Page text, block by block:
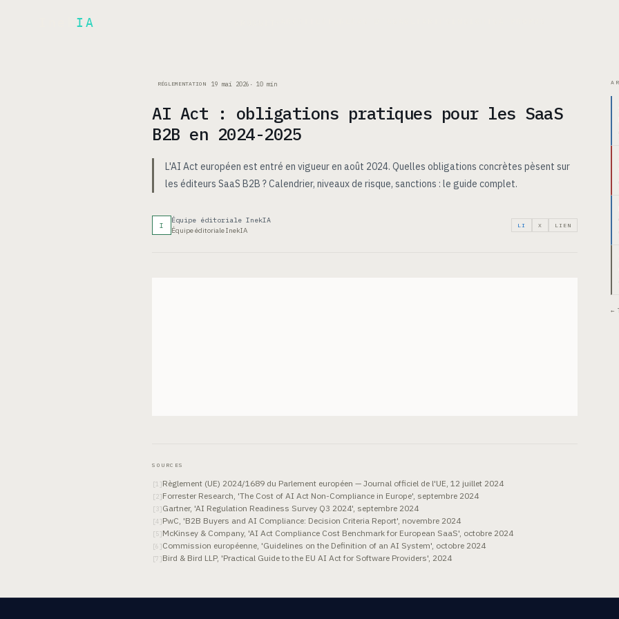
IA
RÉGLEMENTATION 19 mai 2026 · 10 min
AI Act : obligations pratiques pour les SaaS
B2B en 2024-2025
L'AI Act européen est entré en vigueur en août 2024. Quelles obligations concrètes pèsent sur
les éditeurs SaaS B2B ? Calendrier, niveaux de risque, sanctions : le guide complet.
I
Équipe éditoriale InekIA
Équipe éditoriale InekIA
LI X LIEN
SOURCES
[1 ]Règlement (UE) 2024/1689 du Parlement européen — Journal officiel de l'UE, 12 juillet 2024
[2]Forrester Research, 'The Cost of AI Act Non-Compliance in Europe', septembre 2024
[ 3]Gartner, 'AI Regulation Readiness Survey Q3 2024', septembre 2024
[4 ]PwC, 'B2B Buyers and AI Compliance: Decision Criteria Report', novembre 2024
[5]McKinsey & Company, 'AI Act Compliance Cost Benchmark for European SaaS', octobre 2024
[6 ]Commission européenne, 'Guidelines on the Definition of an AI System', octobre 2024
[7 ]Bird & Bird LLP, 'Practical Guide to the EU AI Act for Software Providers', 2024
←